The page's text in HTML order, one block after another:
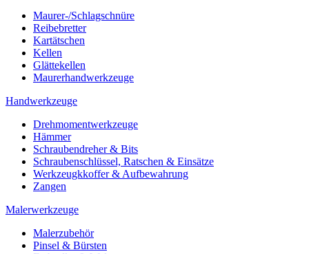
Maurer-/Schlagschnüre
Reibebretter
Kartätschen
Kellen
Glättekellen
Maurerhandwerkzeuge
Handwerkzeuge
Drehmomentwerkzeuge
Hämmer
Schraubendreher & Bits
Schraubenschlüssel, Ratschen & Einsätze
Werkzeugkkoffer & Aufbewahrung
Zangen
Malerwerkzeuge
Malerzubehör
Pinsel & Bürsten